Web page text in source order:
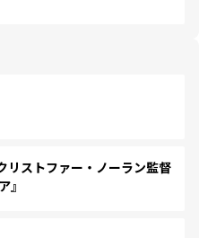
ストファー・ノーラン監督
』